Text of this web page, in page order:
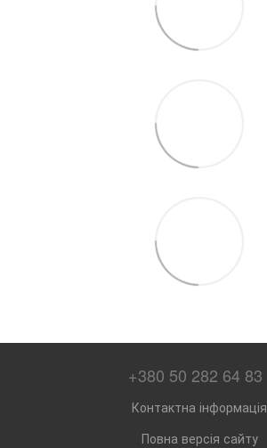
+380 50 282 64 83
Контактна інформація
Повна версія сайту